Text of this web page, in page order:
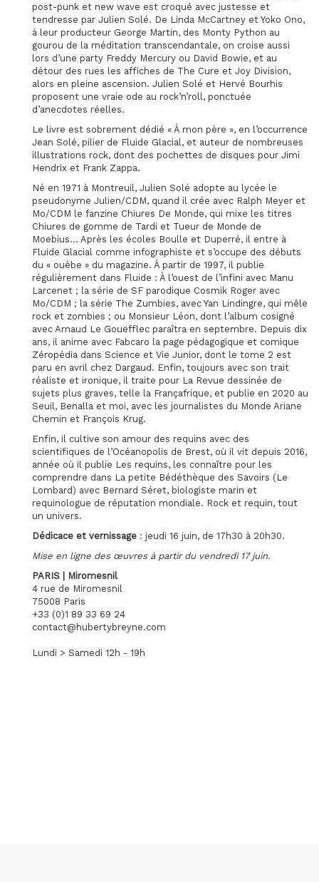
post-punk et new wave est croqué avec justesse et
tendresse par Julien Solé. De Linda McCartney et Yoko Ono,
à leur producteur George Martin, des Monty Python au
gourou de la méditation transcendantale, on croise aussi
lors d’une party Freddy Mercury ou David Bowie, et au
détour des rues les affiches de The Cure et Joy Division,
alors en pleine ascension. Julien Solé et Hervé Bourhis
proposent une vraie ode au rock’n’roll, ponctuée
d’anecdotes réelles.
Le livre est sobrement dédié « À mon père », en l’occurrence
Jean Solé, pilier de Fluide Glacial, et auteur de nombreuses
illustrations rock, dont des pochettes de disques pour Jimi
Hendrix et Frank Zappa.
Né en 1971 à Montreuil, Julien Solé adopte au lycée le
pseudonyme Julien/CDM, quand il crée avec Ralph Meyer et
Mo/CDM le fanzine Chiures De Monde, qui mixe les titres
Chiures de gomme de Tardi et Tueur de Monde de
Moebius... Après les écoles Boulle et Duperré, il entre à
Fluide Glacial comme infographiste et s’occupe des débuts
du « ouèbe » du magazine. À partir de 1997, il publie
régulièrement dans Fluide : À l’ouest de l’infini avec Manu
Larcenet ; la série de SF parodique Cosmik Roger avec
Mo/CDM ; la série The Zumbies, avec Yan Lindingre, qui mêle
rock et zombies ; ou Monsieur Léon, dont l’album cosigné
avec Arnaud Le Gouëfflec paraîtra en septembre. Depuis dix
ans, il anime avec Fabcaro la page pédagogique et comique
Zéropédia dans Science et Vie Junior, dont le tome 2 est
paru en avril chez Dargaud. Enfin, toujours avec son trait
réaliste et ironique, il traite pour La Revue dessinée de
sujets plus graves, telle la Françafrique, et publie en 2020 au
Seuil, Benalla et moi, avec les journalistes du Monde Ariane
Chemin et François Krug.
Enfin, il cultive son amour des requins avec des
scientifiques de l’Océanopolis de Brest, où il vit depuis 2016,
année où il publie Les requins, les connaître pour les
comprendre dans La petite Bédéthèque des Savoirs (Le
Lombard) avec Bernard Séret, biologiste marin et
requinologue de réputation mondiale. Rock et requin, tout
un univers.
Dédicace et vernissage : jeudi 16 juin, de 17h30 à 20h30.
Mise en ligne des œuvres à partir du vendredi 17 juin.
PARIS | Miromesnil
4 rue de Miromesnil
75008 Paris
+33 (0)1 89 33 69 24
contact@hubertybreyne.com
Lundi > Samedi 12h - 19h